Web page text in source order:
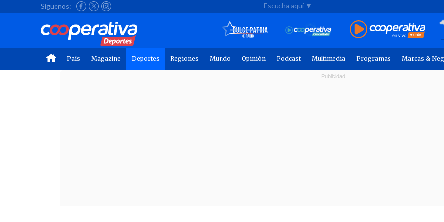
Síguenos: Escucha aquí ▼
País Magazine Deportes Regiones Mundo Opinión Podcast Multimedia Programas Marcas &